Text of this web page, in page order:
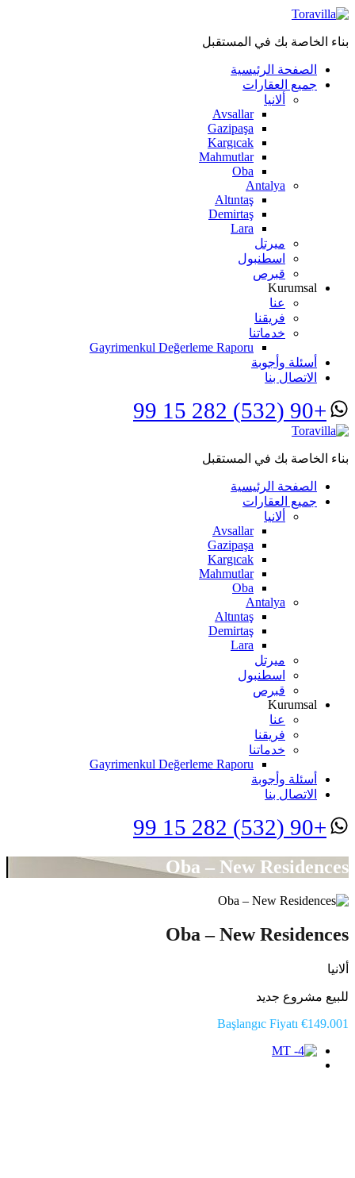
بناء الخاصة بك في المستقبل
الصفحة الرئيسية
جميع العقارات
ألانيا
Avsallar
Gazipaşa
Kargıcak
Mahmutlar
Oba
Antalya
Altıntaş
Demirtaş
Lara
ميرتل
اسطنبول
قبرص
Kurumsal
عنا
فريقنا
خدماتنا
Gayrimenkul Değerleme Raporu
أسئلة وأجوبة
الاتصال بنا
+90 (532) 282 15 99
بناء الخاصة بك في المستقبل
الصفحة الرئيسية
جميع العقارات
ألانيا
Avsallar
Gazipaşa
Kargıcak
Mahmutlar
Oba
Antalya
Altıntaş
Demirtaş
Lara
ميرتل
اسطنبول
قبرص
Kurumsal
عنا
فريقنا
خدماتنا
Gayrimenkul Değerleme Raporu
أسئلة وأجوبة
الاتصال بنا
+90 (532) 282 15 99
Oba – New Residences
Oba – New Residences
ألانيا
للبيع مشروع جديد
Başlangıc Fiyatı €149.001